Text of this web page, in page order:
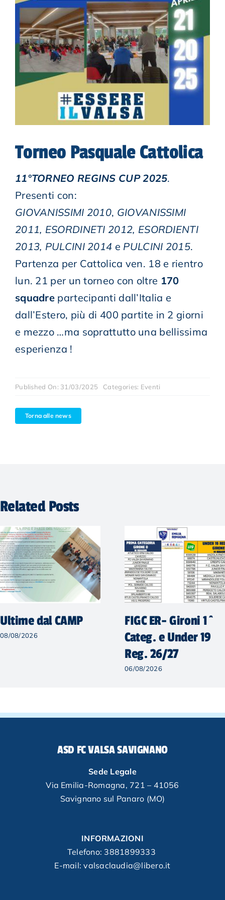
KIT STORE
NEWS
CONTATTI
AREA RISERVATA
Torneo Pasquale Cattolica
11°TORNEO REGINS CUP 2025.
Presenti con:
GIOVANISSIMI 2010, GIOVANISSIMI
2011, ESORDINETI 2012, ESORDIENTI
2013, PULCINI 2014 e PULCINI 2015.
Partenza per Cattolica ven. 18 e rientro
lun. 21 per un torneo con oltre 170
squadre partecipanti dall’Italia e
dall’Estero, più di 400 partite in 2 giorni
e mezzo …ma soprattutto una bellissima
esperienza !
Published On: 31/03/2025 Categories: Eventi
Torna alle news
Related Posts
Ultime dal CAMP
08/08/2026
FIGC ER- Gironi 1^
Categ. e Under 19
Reg. 26/27
06/08/2026
ASD FC VALSA SAVIGNANO
Sede Legale
Via Emilia-Romagna, 721 – 41056
Savignano sul Panaro (MO)
INFORMAZIONI
Telefono: 3881899333
E-mail: valsaclaudia@libero.it